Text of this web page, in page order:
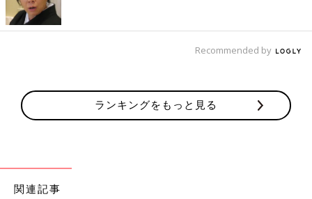
Recommended by
ランキングをもっと見る
関連記事